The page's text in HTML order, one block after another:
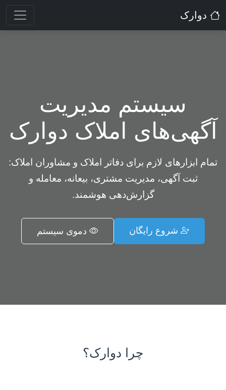
دوارک
سیستم مدیریت
آگهی‌های املاک دوارک
تمام ابزارهای لازم برای دفاتر املاک و مشاوران املاک:
ثبت آگهی، مدیریت مشتری، بیعانه، معامله و
گزارش‌دهی هوشمند.
شروع رایگان دموی سیستم
چرا دوارک؟